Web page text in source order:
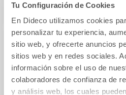
Tu Configuración de Cookies
En Dideco utilizamos cookies
personalizar tu experiencia,
sitio web, y ofrecerte anuncios
sitios web y en redes sociales.
información sobre el uso de
colaboradores de confianza de
y análisis web, los cuales
La bruja Ring Ring
4. La magia del
norte
Los